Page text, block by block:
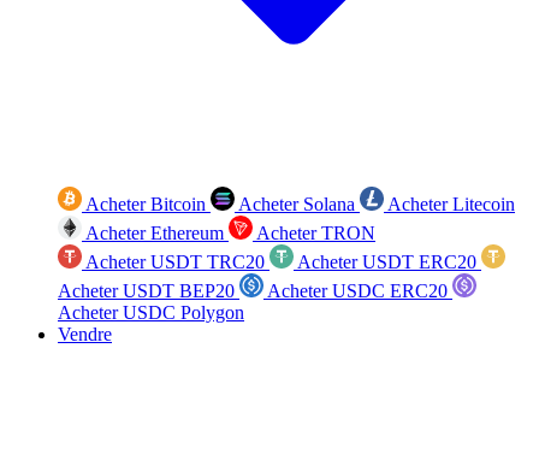
Acheter Bitcoin Acheter Solana
Acheter Litecoin
Acheter Ethereum
Acheter TRON
Acheter USDT TRC20
Acheter USDT ERC20
Acheter USDT BEP20
Acheter USDC ERC20
Acheter USDC Polygon
Vendre